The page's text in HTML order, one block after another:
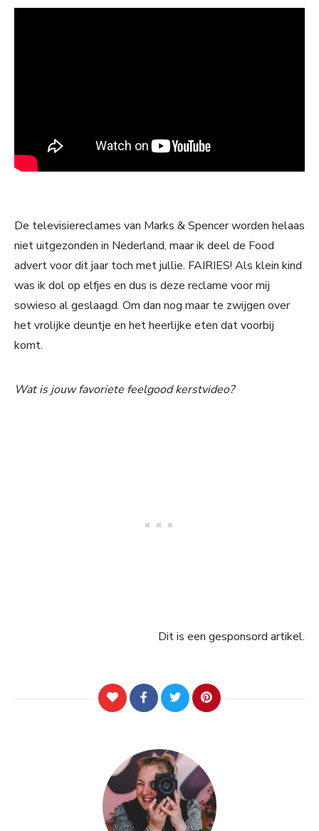
De televisiereclames van Marks & Spencer worden helaas
niet uitgezonden in Nederland, maar ik deel de Food
advert voor dit jaar toch met jullie. FAIRIES! Als klein kind
was ik dol op elfjes en dus is deze reclame voor mij
sowieso al geslaagd. Om dan nog maar te zwijgen over
het vrolijke deuntje en het heerlijke eten dat voorbij
komt.
Wat is jouw favoriete feelgood kerstvideo?
Dit is een gesponsord artikel.